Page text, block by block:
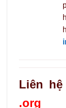
Liên hệ
.org